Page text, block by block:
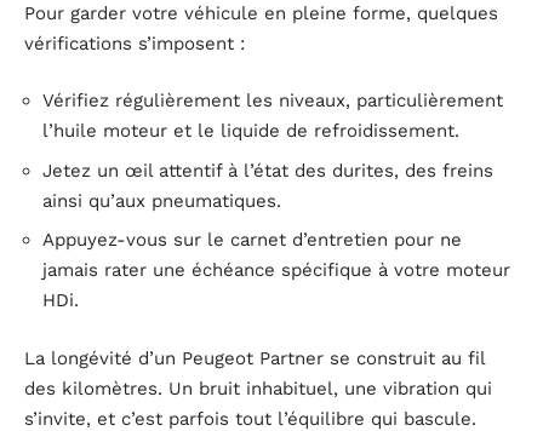
Pour garder votre véhicule en pleine forme, quelques
vérifications s’imposent :
Vérifiez régulièrement les niveaux, particulièrement
l’huile moteur et le liquide de refroidissement.
Jetez un œil attentif à l’état des durites, des freins
ainsi qu’aux pneumatiques.
Appuyez-vous sur le carnet d’entretien pour ne
jamais rater une échéance spécifique à votre moteur
HDi.
La longévité d’un Peugeot Partner se construit au fil
des kilomètres. Un bruit inhabituel, une vibration qui
s’invite, et c’est parfois tout l’équilibre qui bascule.